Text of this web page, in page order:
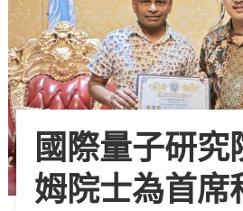
國際量子研究
姆院士為首席